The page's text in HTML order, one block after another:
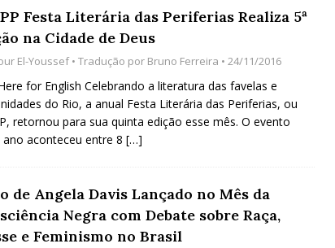
Festa Literária das Periferias Realiza 5ª
na Cidade de Deus
El-Youssef• Tradução por Bruno Ferreira • 24/11/2016
for English Celebrando a literatura das favelas e
do Rio, a anual Festa Literária das Periferias, ou
retornou para sua quinta edição esse mês. O evento
ano aconteceu entre 8 […]
de Angela Davis Lançado no Mês da
Negra com Debate sobre Raça,
e Feminismo no Brasil